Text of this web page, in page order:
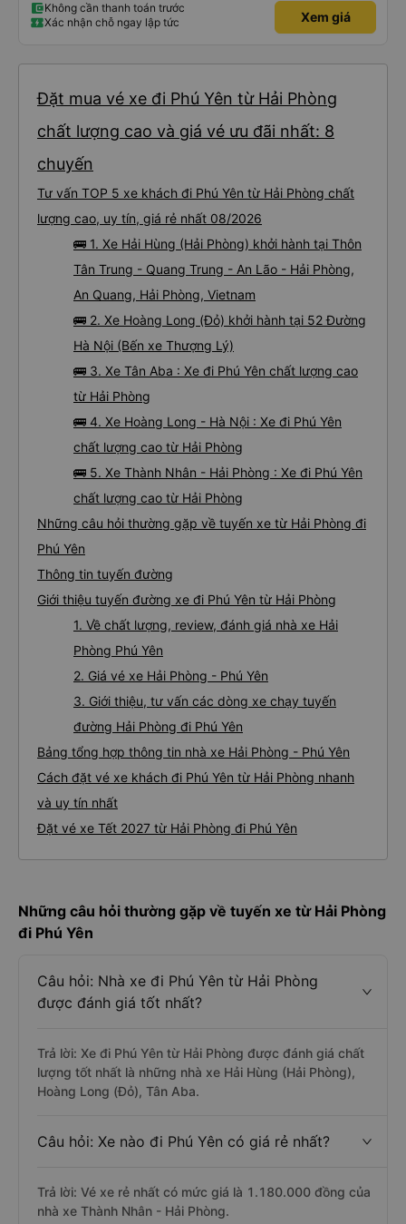
Không cần thanh toán trước
Xác nhận chỗ ngay lập tức
Xem giá
Đặt mua vé xe đi Phú Yên từ Hải Phòng
chất lượng cao và giá vé ưu đãi nhất: 8
chuyến
Tư vấn TOP 5 xe khách đi Phú Yên từ Hải Phòng chất
lượng cao, uy tín, giá rẻ nhất 08/2026
🚌 1. Xe Hải Hùng (Hải Phòng) khởi hành tại Thôn
Tân Trung - Quang Trung - An Lão - Hải Phòng,
An Quang, Hải Phòng, Vietnam
🚌 2. Xe Hoàng Long (Đỏ) khởi hành tại 52 Đường
Hà Nội (Bến xe Thượng Lý)
🚌 3. Xe Tân Aba : Xe đi Phú Yên chất lượng cao
từ Hải Phòng
🚌 4. Xe Hoàng Long - Hà Nội : Xe đi Phú Yên
chất lượng cao từ Hải Phòng
🚌 5. Xe Thành Nhân - Hải Phòng : Xe đi Phú Yên
chất lượng cao từ Hải Phòng
Những câu hỏi thường gặp về tuyến xe từ Hải Phòng đi
Phú Yên
Thông tin tuyến đường
Giới thiệu tuyến đường xe đi Phú Yên từ Hải Phòng
1. Về chất lượng, review, đánh giá nhà xe Hải
Phòng Phú Yên
2. Giá vé xe Hải Phòng - Phú Yên
3. Giới thiệu, tư vấn các dòng xe chạy tuyến
đường Hải Phòng đi Phú Yên
Bảng tổng hợp thông tin nhà xe Hải Phòng - Phú Yên
Cách đặt vé xe khách đi Phú Yên từ Hải Phòng nhanh
và uy tín nhất
Đặt vé xe Tết 2027 từ Hải Phòng đi Phú Yên
Những câu hỏi thường gặp về tuyến xe từ Hải Phòng
đi Phú Yên
Câu hỏi: Nhà xe đi Phú Yên từ Hải Phòng
được đánh giá tốt nhất?
Trả lời: Xe đi Phú Yên từ Hải Phòng được đánh giá chất
lượng tốt nhất là những nhà xe Hải Hùng (Hải Phòng),
Hoàng Long (Đỏ), Tân Aba.
Câu hỏi: Xe nào đi Phú Yên có giá rẻ nhất?
Trả lời: Vé xe rẻ nhất có mức giá là 1.180.000 đồng của
nhà xe Thành Nhân - Hải Phòng.